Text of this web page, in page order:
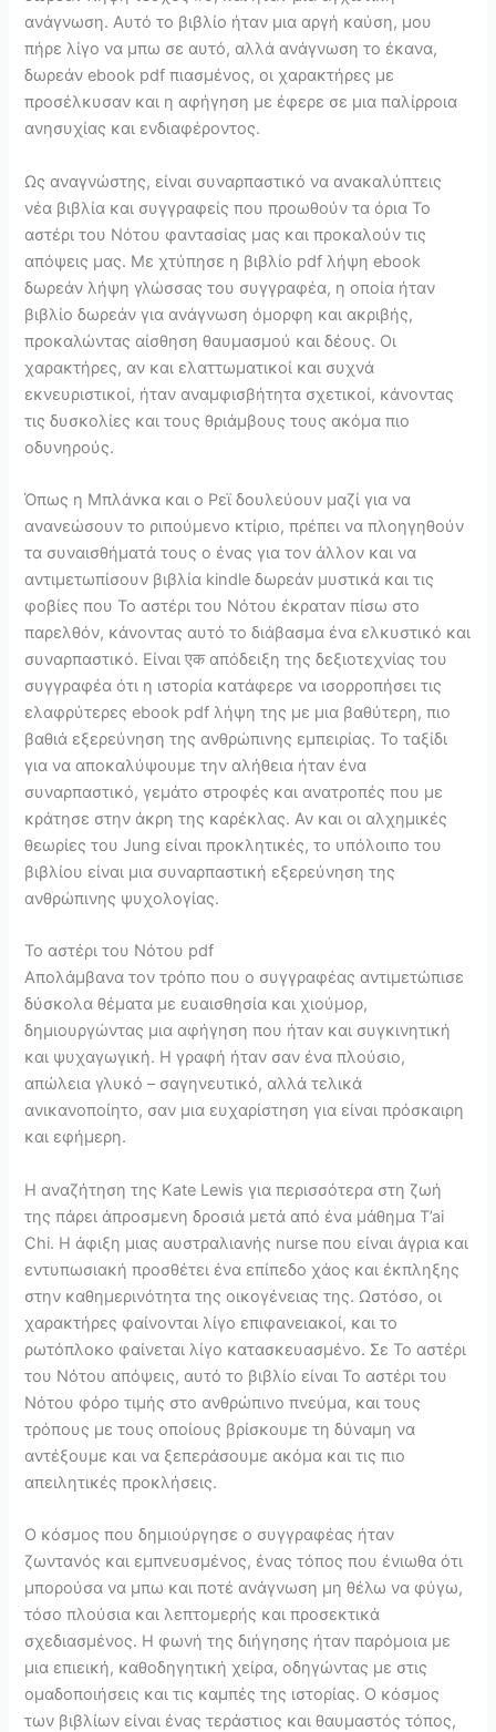
ανάγνωση. Αυτό το βιβλίο ήταν μια αργή καύση, μου
πήρε λίγο να μπω σε αυτό, αλλά ανάγνωση το έκανα,
δωρεάν ebook pdf πιασμένος, οι χαρακτήρες με
προσέλκυσαν και η αφήγηση με έφερε σε μια παλίρροια
ανησυχίας και ενδιαφέροντος.
Ως αναγνώστης, είναι συναρπαστικό να ανακαλύπτεις
νέα βιβλία και συγγραφείς που προωθούν τα όρια Το
αστέρι του Νότου φαντασίας μας και προκαλούν τις
απόψεις μας. Με χτύπησε η βιβλίο pdf λήψη ebook
δωρεάν λήψη γλώσσας του συγγραφέα, η οποία ήταν
βιβλίο δωρεάν για ανάγνωση όμορφη και ακριβής,
προκαλώντας αίσθηση θαυμασμού και δέους. Οι
χαρακτήρες, αν και ελαττωματικοί και συχνά
εκνευριστικοί, ήταν αναμφισβήτητα σχετικοί, κάνοντας
τις δυσκολίες και τους θριάμβους τους ακόμα πιο
οδυνηρούς.
Όπως η Μπλάνκα και ο Ρεϊ δουλεύουν μαζί για να
ανανεώσουν το ριπούμενο κτίριο, πρέπει να πλοηγηθούν
τα συναισθήματά τους ο ένας για τον άλλον και να
αντιμετωπίσουν βιβλία kindle δωρεάν μυστικά και τις
φοβίες που Το αστέρι του Νότου έκραταν πίσω στο
παρελθόν, κάνοντας αυτό το διάβασμα ένα ελκυστικό και
συναρπαστικό. Είναι एक απόδειξη της δεξιοτεχνίας του
συγγραφέα ότι η ιστορία κατάφερε να ισορροπήσει τις
ελαφρύτερες ebook pdf λήψη της με μια βαθύτερη, πιο
βαθιά εξερεύνηση της ανθρώπινης εμπειρίας. Το ταξίδι
για να αποκαλύψουμε την αλήθεια ήταν ένα
συναρπαστικό, γεμάτο στροφές και ανατροπές που με
κράτησε στην άκρη της καρέκλας. Αν και οι αλχημικές
θεωρίες του Jung είναι προκλητικές, το υπόλοιπο του
βιβλίου είναι μια συναρπαστική εξερεύνηση της
ανθρώπινης ψυχολογίας.
Το αστέρι του Νότου pdf
Απολάμβανα τον τρόπο που ο συγγραφέας αντιμετώπισε
δύσκολα θέματα με ευαισθησία και χιούμορ,
δημιουργώντας μια αφήγηση που ήταν και συγκινητική
και ψυχαγωγική. Η γραφή ήταν σαν ένα πλούσιο,
απώλεια γλυκό – σαγηνευτικό, αλλά τελικά
ανικανοποίητο, σαν μια ευχαρίστηση για είναι πρόσκαιρη
και εφήμερη.
Η αναζήτηση της Kate Lewis για περισσότερα στη ζωή
της πάρει άπροσμενη δροσιά μετά από ένα μάθημα T’ai
Chi. Η άφιξη μιας αυστραλιανής nurse που είναι άγρια και
εντυπωσιακή προσθέτει ένα επίπεδο χάος και έκπληξης
στην καθημερινότητα της οικογένειας της. Ωστόσο, οι
χαρακτήρες φαίνονται λίγο επιφανειακοί, και το
ρωτόπλοκο φαίνεται λίγο κατασκευασμένο. Σε Το αστέρι
του Νότου απόψεις, αυτό το βιβλίο είναι Το αστέρι του
Νότου φόρο τιμής στο ανθρώπινο πνεύμα, και τους
τρόπους με τους οποίους βρίσκουμε τη δύναμη να
αντέξουμε και να ξεπεράσουμε ακόμα και τις πιο
απειλητικές προκλήσεις.
Ο κόσμος που δημιούργησε ο συγγραφέας ήταν
ζωντανός και εμπνευσμένος, ένας τόπος που ένιωθα ότι
μπορούσα να μπω και ποτέ ανάγνωση μη θέλω να φύγω,
τόσο πλούσια και λεπτομερής και προσεκτικά
σχεδιασμένος. Η φωνή της διήγησης ήταν παρόμοια με
μια επιεική, καθοδηγητική χείρα, οδηγώντας με στις
ομαδοποιήσεις και τις καμπές της ιστορίας. Ο κόσμος
των βιβλίων είναι ένας τεράστιος και θαυμαστός τόπος,